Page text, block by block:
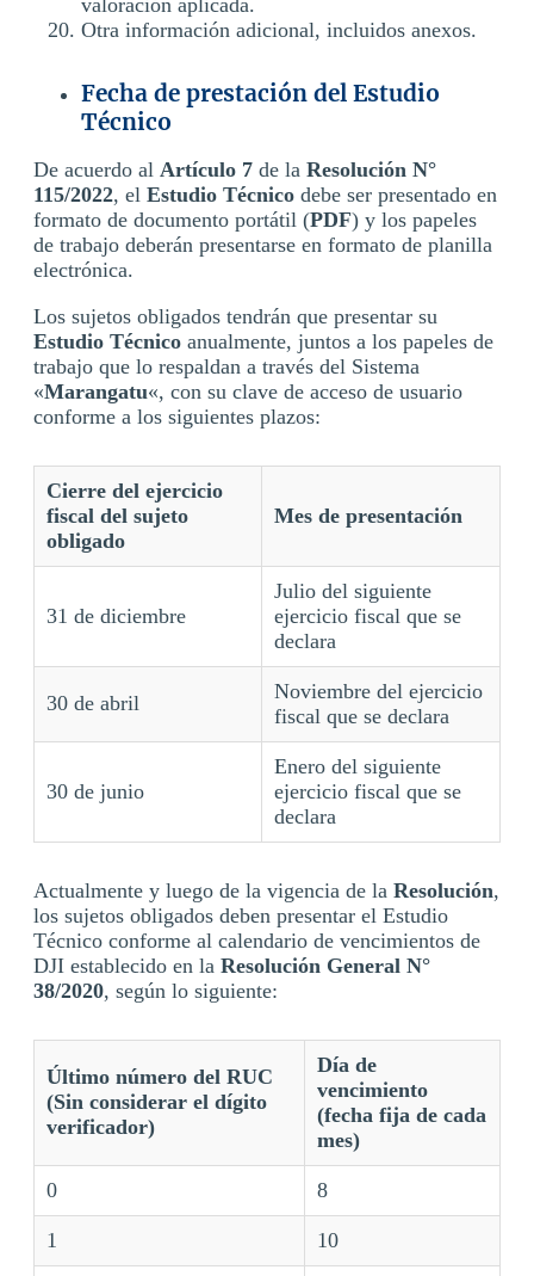
Otra información adicional, incluidos anexos.
Fecha de prestación del Estudio
Técnico
De acuerdo al Artículo 7 de la Resolución N°
115/2022, el Estudio Técnico debe ser presentado en
formato de documento portátil (PDF) y los papeles
de trabajo deberán presentarse en formato de planilla
electrónica.
Los sujetos obligados tendrán que presentar su
Estudio Técnico anualmente, juntos a los papeles de
trabajo que lo respaldan a través del Sistema
«Marangatu«, con su clave de acceso de usuario
conforme a los siguientes plazos:
Cierre del ejercicio
fiscal del sujeto
obligado
Mes de presentación
31 de diciembre
Julio del siguiente
ejercicio fiscal que se
declara
30 de abril
Noviembre del ejercicio
fiscal que se declara
30 de junio
Enero del siguiente
ejercicio fiscal que se
declara
Actualmente y luego de la vigencia de la Resolución,
los sujetos obligados deben presentar el Estudio
Técnico conforme al calendario de vencimientos de
DJI establecido en la Resolución General N°
38/2020, según lo siguiente:
Último número del RUC
(Sin considerar el dígito
verificador)
Día de
vencimiento
(fecha fija de cada
mes)
0 8
1 10